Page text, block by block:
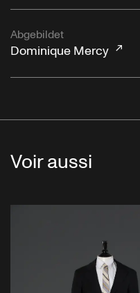
Abgebildet
Dominique Mercy
Voir aussi